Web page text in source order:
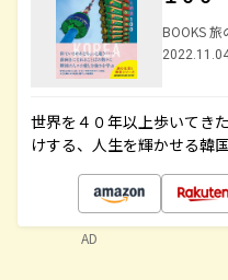
BOOKS
世界を４０年以上歩いてき
けする、人生を輝かせる韓
AD